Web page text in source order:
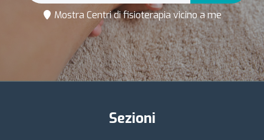
Mostra Centri di fisioterapia vicino a me
Sezioni